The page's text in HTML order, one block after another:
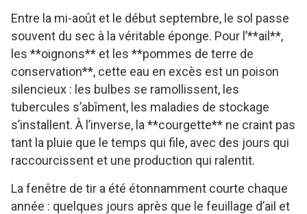
Entre la mi-août et le début septembre, le sol passe
souvent du sec à la véritable éponge. Pour l’**ail**,
les **oignons** et les **pommes de terre de
conservation**, cette eau en excès est un poison
silencieux : les bulbes se ramollissent, les
tubercules s’abîment, les maladies de stockage
s’installent. À l’inverse, la **courgette** ne craint pas
tant la pluie que le temps qui file, avec des jours qui
raccourcissent et une production qui ralentit.
La fenêtre de tir a été étonnamment courte chaque
année : quelques jours après que le feuillage d’ail et